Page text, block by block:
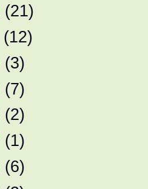
(21)
(12)
(3)
(7)
(2)
(1)
(6)